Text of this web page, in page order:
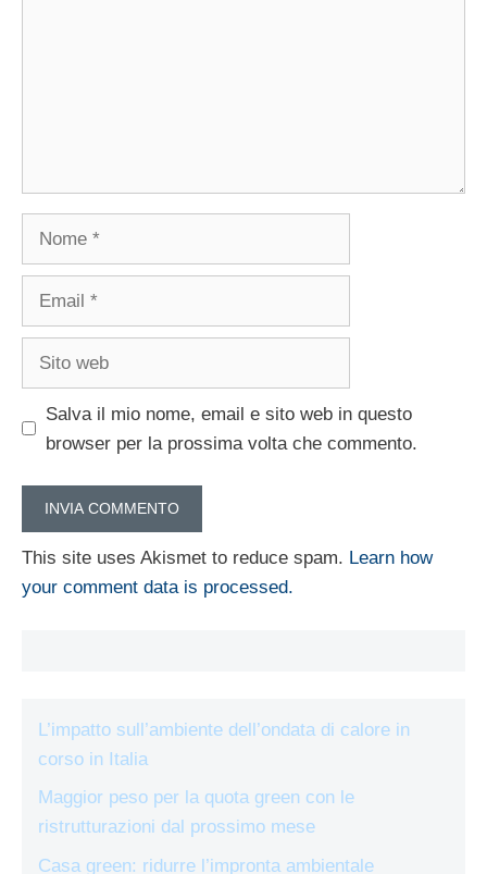
Salva il mio nome, email e sito web in questo
browser per la prossima volta che commento.
This site uses Akismet to reduce spam. Learn how
your comment data is processed.
L’impatto sull’ambiente dell’ondata di calore in
corso in Italia
Maggior peso per la quota green con le
ristrutturazioni dal prossimo mese
Casa green: ridurre l’impronta ambientale